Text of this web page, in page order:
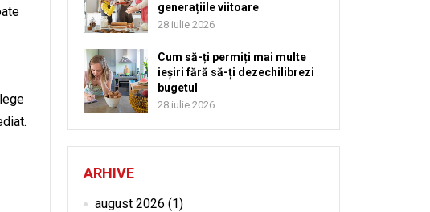
generațiile viitoare
28 iulie 2026
Cum să-ți permiți mai multe
ieșiri fără să-ți dezechilibrezi
bugetul
28 iulie 2026
ARHIVE
august 2026 (1)